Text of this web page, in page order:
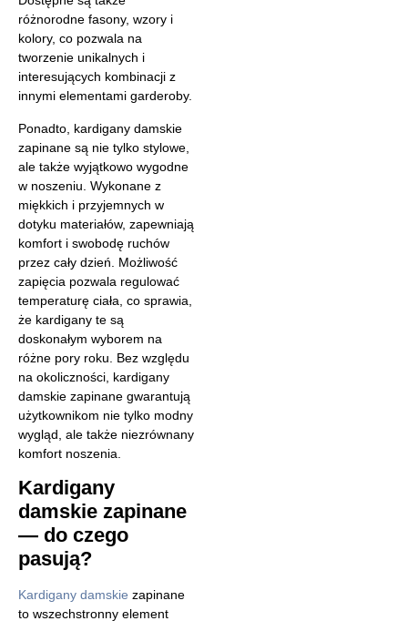
różnorodne fasony, wzory i
kolory, co pozwala na
tworzenie unikalnych i
interesujących kombinacji z
innymi elementami garderoby.
Ponadto, kardigany damskie
zapinane są nie tylko stylowe,
ale także wyjątkowo wygodne
w noszeniu. Wykonane z
miękkich i przyjemnych w
dotyku materiałów, zapewniają
komfort i swobodę ruchów
przez cały dzień. Możliwość
zapięcia pozwala regulować
temperaturę ciała, co sprawia,
że kardigany te są
doskonałym wyborem na
różne pory roku. Bez względu
na okoliczności, kardigany
damskie zapinane gwarantują
użytkownikom nie tylko modny
wygląd, ale także niezrównany
komfort noszenia.
Kardigany
damskie zapinane
— do czego
pasują?
Kardigany damskie zapinane
to wszechstronny element